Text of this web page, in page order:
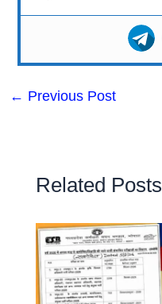
← Previous Post
Related Posts